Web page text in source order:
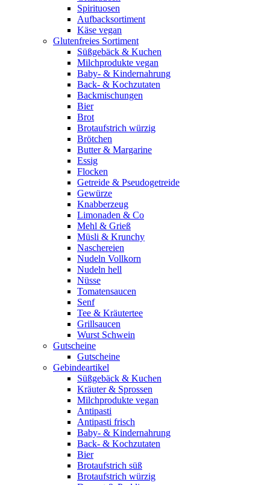
Spirituosen
Aufbacksortiment
Käse vegan
Glutenfreies Sortiment
Süßgebäck & Kuchen
Milchprodukte vegan
Baby- & Kindernahrung
Back- & Kochzutaten
Backmischungen
Bier
Brot
Brotaufstrich würzig
Brötchen
Butter & Margarine
Essig
Flocken
Getreide & Pseudogetreide
Gewürze
Knabberzeug
Limonaden & Co
Mehl & Grieß
Müsli & Krunchy
Naschereien
Nudeln Vollkorn
Nudeln hell
Nüsse
Tomatensaucen
Senf
Tee & Kräutertee
Grillsaucen
Wurst Schwein
Gutscheine
Gutscheine
Gebindeartikel
Süßgebäck & Kuchen
Kräuter & Sprossen
Milchprodukte vegan
Antipasti
Antipasti frisch
Baby- & Kindernahrung
Back- & Kochzutaten
Bier
Brotaufstrich süß
Brotaufstrich würzig